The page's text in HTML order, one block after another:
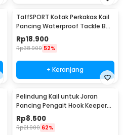
TaffSPORT Kotak Perkakas Kail
Pancing Waterproof Tackle Box
12 Grid - MCC01
Rp18.900
Rp38.900 52%
+ Keranjang
Pelindung Kail untuk Joran
Pancing Pengait Hook Keeper
10 PCS
Rp8.500
Rp21.900 62%